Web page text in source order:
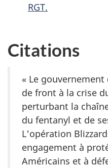
RGT.
Citations
« Le gouvernement
de front à la crise
perturbant la
du fentanyl et de
L'opération
engagement à
Américains et à